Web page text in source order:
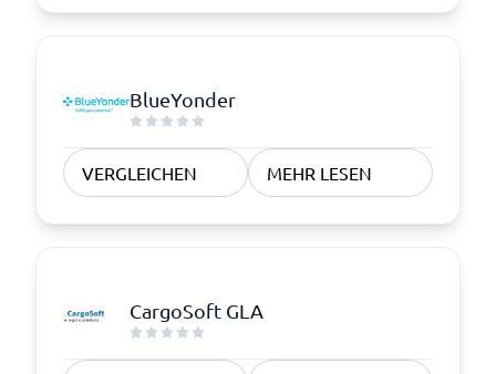
BlueYonder
VERGLEICHEN MEHR LESEN
CargoSoft GLA